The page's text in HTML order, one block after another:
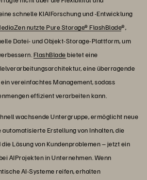
schnelle KIAIForschung und -Entwicklung
nutzte Pure Storage® FlashBlade®,
Datei- und Objekt-Storage-Plattform, um
FlashBladebietet eine
eine überragende
vereinfachtes Management, sodass
effizient verarbeiten kann.
wachsende Untergruppe, ermöglicht neue
automatisierte Erstellung von Inhalten, die
Lösung von Kundenproblemen – jetzt ein
AIProjekten in Unternehmen. Wenn
AI-Systeme reifen, erhalten